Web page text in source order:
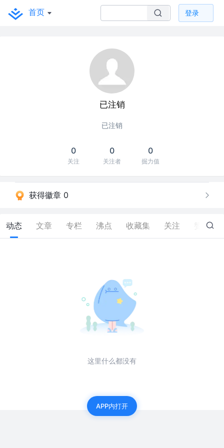
首页 登录
已注销
已注销
0
关注
0
关注者
0
掘力值
获得徽章 0
动态 文章 专栏 沸点 收藏集 关注 0
这里什么都没有
APP内打开